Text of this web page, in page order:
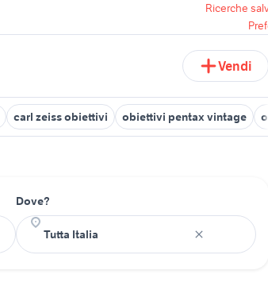
Ricerche
Vendi
carl zeiss obiettivi obiettivi pentax vintage
Dove?